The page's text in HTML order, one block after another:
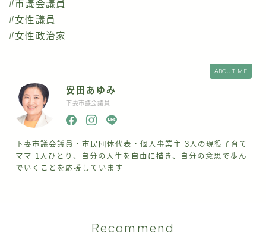
#市議会議員
#女性議員
#女性政治家
ABOUT ME
安田あゆみ
下妻市議会議員
下妻市議会議員・市民団体代表・個人事業主 3人の現役子育て
ママ 1人ひとり、自分の人生を自由に描き、自分の意思で歩ん
でいくことを応援しています
Recommend